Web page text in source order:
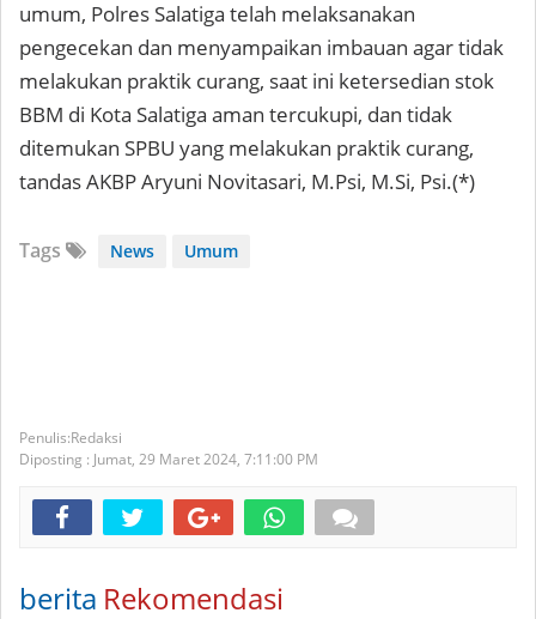
umum, Polres Salatiga telah melaksanakan
pengecekan dan menyampaikan imbauan agar tidak
melakukan praktik curang, saat ini ketersedian stok
BBM di Kota Salatiga aman tercukupi, dan tidak
ditemukan SPBU yang melakukan praktik curang,
tandas AKBP Aryuni Novitasari, M.Psi, M.Si, Psi.(*)
Tags News Umum
Redaksi
Diposting : Jumat, 29 Maret 2024, 7:11:00 PM
berita Rekomendasi